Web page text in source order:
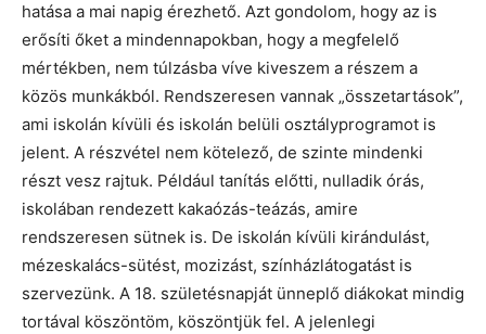
hatása a mai napig érezhető. Azt gondolom, hogy az is
erősíti őket a mindennapokban, hogy a megfelelő
mértékben, nem túlzásba víve kiveszem a részem a
közös munkákból. Rendszeresen vannak „összetartások”,
ami iskolán kívüli és iskolán belüli osztályprogramot is
jelent. A részvétel nem kötelező, de szinte mindenki
részt vesz rajtuk. Például tanítás előtti, nulladik órás,
iskolában rendezett kakaózás-teázás, amire
rendszeresen sütnek is. De iskolán kívüli kirándulást,
mézeskalács-sütést, mozizást, színházlátogatást is
szervezünk. A 18. születésnapját ünneplő diákokat mindig
tortával köszöntöm, köszöntjük fel. A jelenlegi